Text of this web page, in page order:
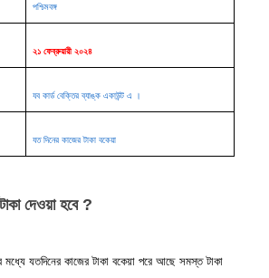
পশ্চিমবঙ্গ
২১ ফেব্রুয়ারী ২০২৪
যব কার্ড বেক্তির ব্যাঙ্ক একাউন্ট এ ।
যত দিনের কাজের টাকা বকেয়া
দেওয়া হবে ?
মধ্যে যতদিনের কাজের টাকা বকেয়া পরে আছে সমস্ত টাকা